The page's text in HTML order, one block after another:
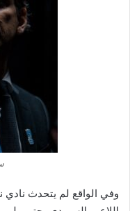
وفي الواقع لم يتحدث نادي